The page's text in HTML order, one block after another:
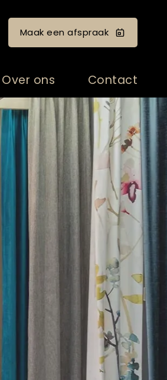
Maak een afspraak
Over ons Contact